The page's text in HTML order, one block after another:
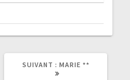
SUIVANT : MARIE **